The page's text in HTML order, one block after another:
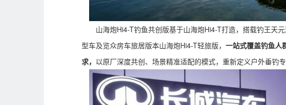
山海炮Hi4-T钓鱼共创版基于山海炮Hi4-T打造，搭载钓王天
型车及览众房车旅居版本山海炮Hi4-T轻旅版， 一站式覆盖钓鱼人
求， 以原厂深度共创、场景精准适配的模式，重新定义户外垂钓专